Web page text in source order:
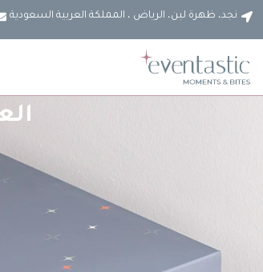
نجد، ظهرة لبن، الرياض ، المملكة العربية السعودية